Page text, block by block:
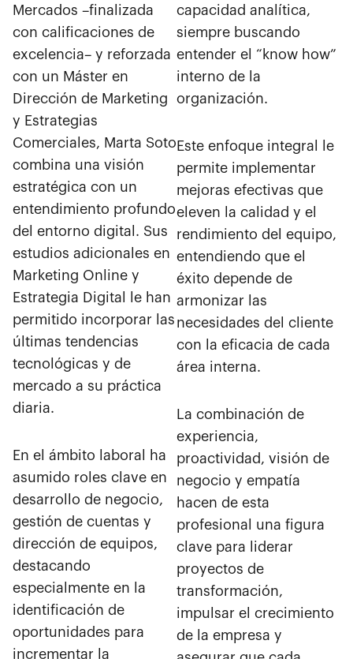
Mercados –finalizada
con calificaciones de
excelencia– y reforzada
con un Máster en
Dirección de Marketing
y Estrategias
Comerciales, Marta Soto
combina una visión
estratégica con un
entendimiento profundo
del entorno digital. Sus
estudios adicionales en
Marketing Online y
Estrategia Digital le han
permitido incorporar las
últimas tendencias
tecnológicas y de
mercado a su práctica
diaria.
En el ámbito laboral ha
asumido roles clave en
desarrollo de negocio,
gestión de cuentas y
dirección de equipos,
destacando
especialmente en la
identificación de
oportunidades para
incrementar la
capacidad analítica,
siempre buscando
entender el “know how”
interno de la
organización.
Este enfoque integral le
permite implementar
mejoras efectivas que
eleven la calidad y el
rendimiento del equipo,
entendiendo que el
éxito depende de
armonizar las
necesidades del cliente
con la eficacia de cada
área interna.
La combinación de
experiencia,
proactividad, visión de
negocio y empatía
hacen de esta
profesional una figura
clave para liderar
proyectos de
transformación,
impulsar el crecimiento
de la empresa y